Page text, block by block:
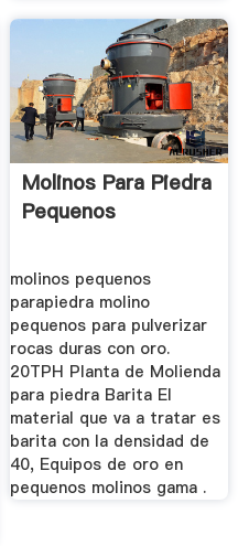
Molinos Para Piedra
Pequenos
molinos pequenos
parapiedra molino
pequenos para pulverizar
rocas duras con oro.
20TPH Planta de Molienda
para piedra Barita El
material que va a tratar es
barita con la densidad de
40, Equipos de oro en
pequenos molinos gama .